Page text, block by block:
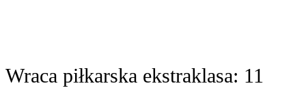
Wraca piłkarska ekstraklasa: 11